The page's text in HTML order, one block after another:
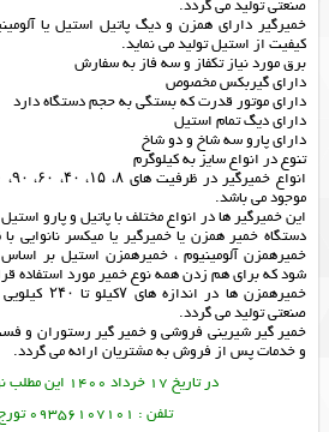
صنعتی تولید می گردد.
خمیرگیر دارای همزن و دیگ پاتیل استیل یا
کیفیت از استیل تولید می نماید.
برق مورد نیاز تکفاز و سه فاز به سفارش
دارای گیربکس مخصوص
دارای موتور قدرت که بستگی به حجم دستگاه دارد
دارای دیگ تمام استیل
دارای پارو سه شاخ و دو شاخ
تنوع در انواع سایز به کیلوگرم
موجود می باشد.
این خمیرگیر ها در انواع مختلف با پاتیل و پارو
دستگاه خمیر همزن یا خمیرگیر یا میکسر نانوایی
خمیرهمزن آلومینیوم ، خمیرهمزن استیل بر
شود که برای هم زدن همه نوع خمیر مورد استفاده
خمیرهمزن ها
صنعتی تولید می گردد.
خمیر گیر شیرینی فروشی و خمیر گیر رستوران و
و خدمات پس از فروش به مشتریان ارائه می گردد.
در تاریخ 17 خرداد 1400 این مطلب نوشته شده است.
تلفن : 09356107101 تورج امین فر